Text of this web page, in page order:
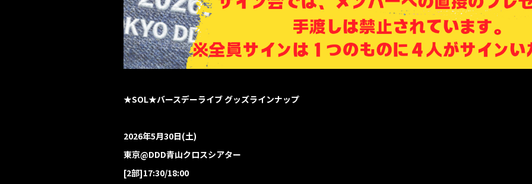
★SOL★バースデーライブ グッズラインナップ
2026年5月30日(土)
東京@DDD青山クロスシアター
[2部]17:30/18:00